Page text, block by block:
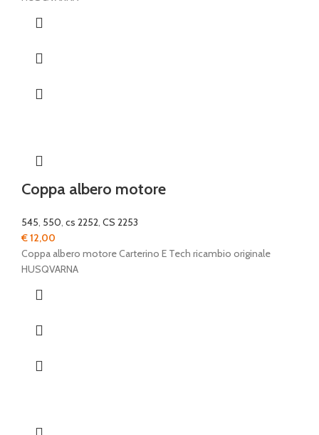
Coppa albero motore
545, 550, cs 2252, CS 2253
€12,00
Coppa albero motore Carterino E Tech ricambio originale
HUSQVARNA